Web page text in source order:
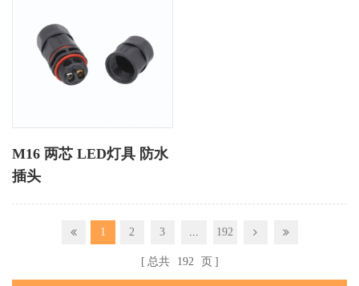
M16 两芯 LED灯具 防水
插头
1 2 3 ... 192
总共 192 页